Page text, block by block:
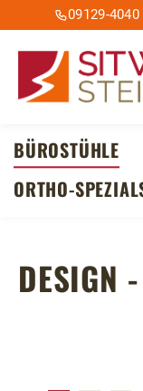
Hauptinhalt
Zur Suche springen
Zur 09129-4040
BÜROSTÜHLE
ORTHO-